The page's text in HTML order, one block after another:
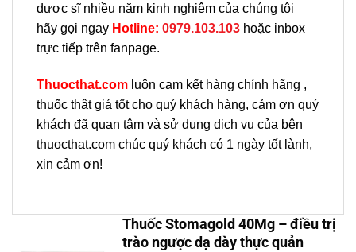
dược sĩ nhiều năm kinh nghiệm của chúng tôi
hãy gọi ngay Hotline: 0979.103.103 hoặc inbox
trực tiếp trên fanpage.
Thuocthat.com luôn cam kết hàng chính hãng ,
thuốc thật giá tốt cho quý khách hàng, cảm ơn quý
khách đã quan tâm và sử dụng dịch vụ của bên
thuocthat.com chúc quý khách có 1 ngày tốt lành,
xin cảm ơn!
Thuốc Stomagold 40Mg – điều trị
trào ngược dạ dày thực quản